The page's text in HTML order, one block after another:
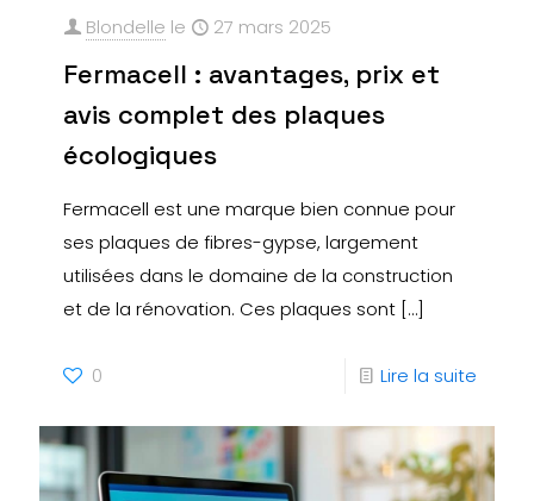
Blondelle le 27 mars 2025
Fermacell : avantages, prix et
avis complet des plaques
écologiques
Fermacell est une marque bien connue pour
ses plaques de fibres-gypse, largement
utilisées dans le domaine de la construction
et de la rénovation. Ces plaques sont […]
0 Lire la suite